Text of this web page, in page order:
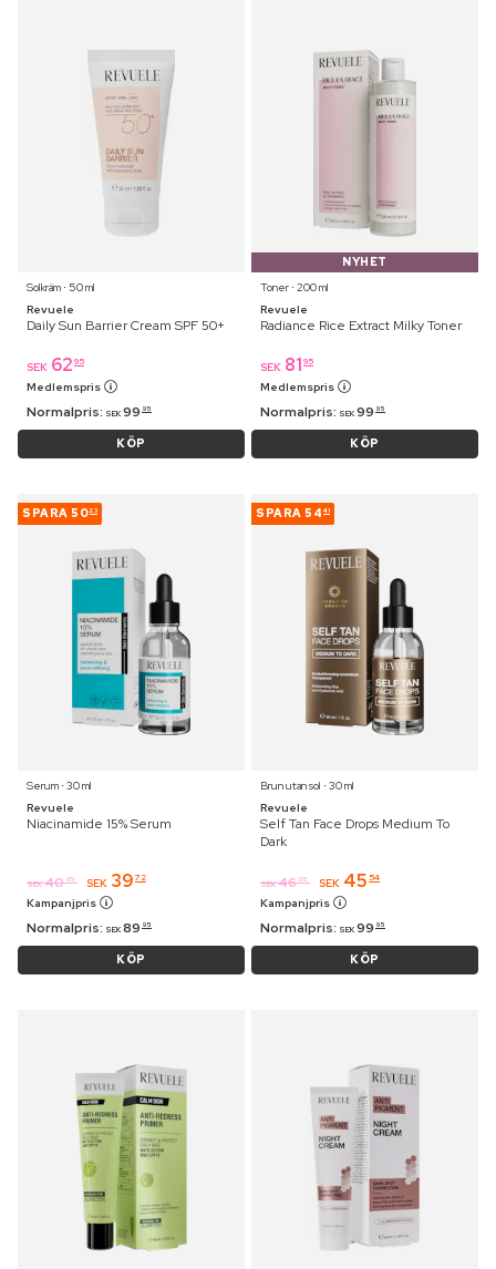
Solkräm ⋅ 50 ml
Revuele
Daily Sun Barrier Cream SPF 50+
SEK 62 95
Medlemspris
Normalpris: SEK 99 95
KÖP
NYHET
Toner ⋅ 200 ml
Revuele
Radiance Rice Extract Milky Toner
SEK 81 95
Medlemspris
Normalpris: SEK 99 95
KÖP
SPARA 5023
Serum ⋅ 30 ml
Revuele
Niacinamide 15% Serum
SEK 40 95 SEK 39 72
Kampanjpris
Normalpris: SEK 89 95
KÖP
SPARA 54 41
Brun utan sol ⋅ 30 ml
Revuele
Self Tan Face Drops Medium To
Dark
SEK 46 95 SEK 45 54
Kampanjpris
Normalpris: SEK 99 95
KÖP